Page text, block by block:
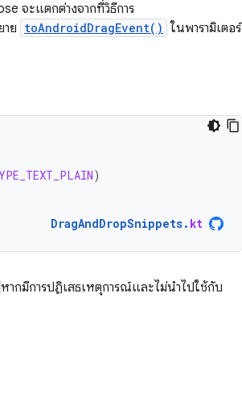
จะแตกต่างจากที่วิธีการ
ย toAndroidDragEvent() ในพารามิเตอร์
)
DragAndDropSnippets. kt
หากมีการปฏิเสธเหตุการณ์และไม่นำไปใช้กับ